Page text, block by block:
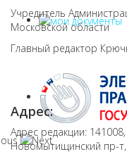
Учредитель
Московской области
Главный редактор
Адрес:
Адрес редакции:
Новомытищинский пр-т,